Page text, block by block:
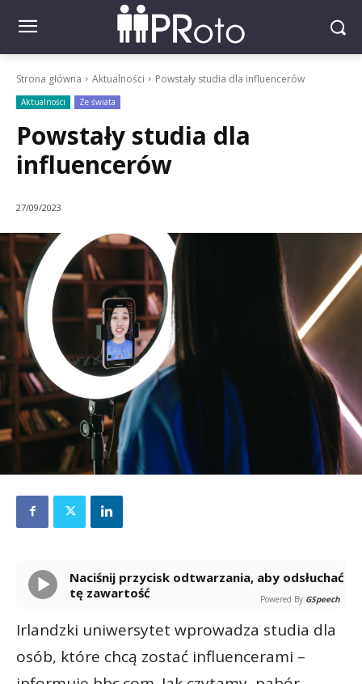
Strona główna Aktualności Powstały studia dla influencerów
Aktualności Ze świata
Powstały studia dla
influencerów
27/09/2023
Naciśnij przycisk odtwarzania, aby odsłuchać
tę zawartość
Powered By GSpeech
Irlandzki uniwersytet wprowadza studia dla
osób, które chcą zostać influencerami –